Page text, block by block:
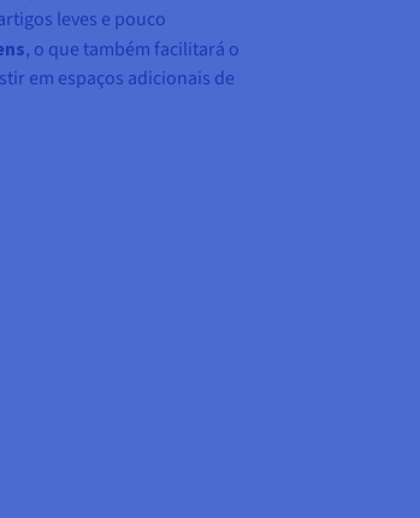
leves e pouco
, o que também facilitará o
em espaços adicionais de